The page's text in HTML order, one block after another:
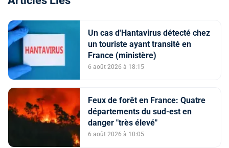
Un cas d'Hantavirus détecté chez
un touriste ayant transité en
France (ministère)
6 août 2026 à 18:15
Feux de forêt en France: Quatre
départements du sud-est en
danger "très élevé"
6 août 2026 à 10:05